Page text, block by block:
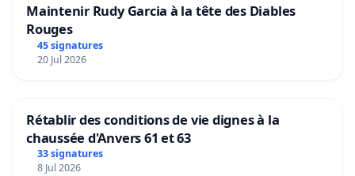
Maintenir Rudy Garcia à la tête des Diables
Rouges
45 signatures
20 Jul 2026
Rétablir des conditions de vie dignes à la
chaussée d'Anvers 61 et 63
33 signatures
8 Jul 2026